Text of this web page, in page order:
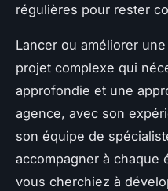
régulières pour rester
Lancer ou améliorer
projet complexe qui
approfondie et une
agence, avec son
son équipe de
accompagner à chaque
vous cherchiez à